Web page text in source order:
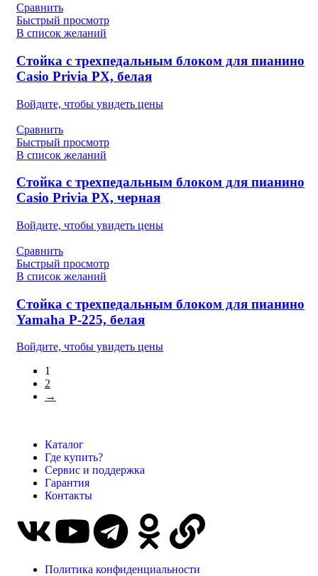
Сравнить
Быстрый просмотр
В список желаний
Стойка с трехпедальным блоком для пианино
Casio Privia PX, белая
Войдите, чтобы увидеть цены
Сравнить
Быстрый просмотр
В список желаний
Стойка с трехпедальным блоком для пианино
Casio Privia PX, черная
Войдите, чтобы увидеть цены
Сравнить
Быстрый просмотр
В список желаний
Стойка с трехпедальным блоком для пианино
Yamaha P-225, белая
Войдите, чтобы увидеть цены
1
2
→
Каталог
Где купить?
Сервис и поддержка
Гарантия
Контакты
Политика конфиденциальности